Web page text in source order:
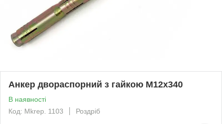
Анкер двораспорний з гайкою М12х340
В наявності
Код: Mkrep. 1103
Роздріб